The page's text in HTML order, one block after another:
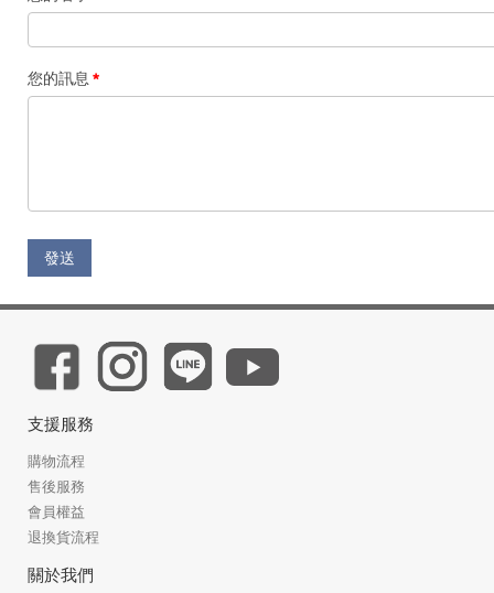
您的訊息
發送
支援服務
購物流程
售後服務
會員權益
退換貨流程
關於我們